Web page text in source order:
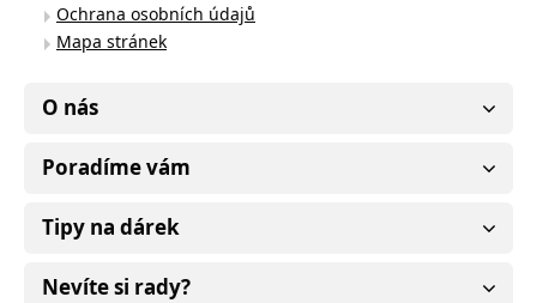
Ochrana osobních údajů
Mapa stránek
O nás
Poradíme vám
Tipy na dárek
Nevíte si rady?